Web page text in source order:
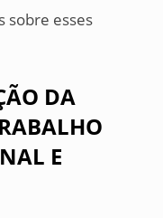
sobre esses
DA
E